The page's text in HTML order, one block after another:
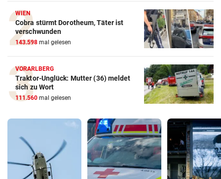
WIEN
Cobra stürmt Dorotheum, Täter ist
verschwunden
143.598 mal gelesen
VORARLBERG
Traktor-Unglück: Mutter (36) meldet
sich zu Wort
111.560 mal gelesen